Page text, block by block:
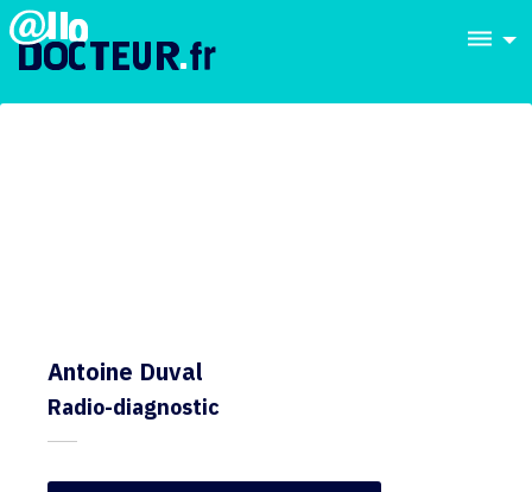
dehaze
Antoine Duval
Radio-diagnostic